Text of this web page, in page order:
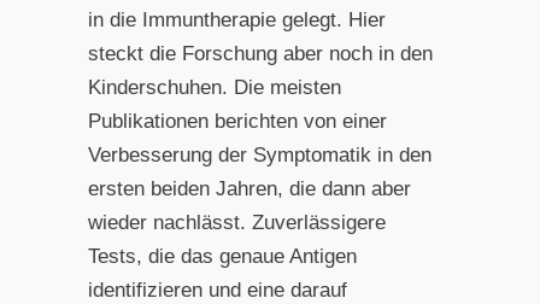
in die Immuntherapie gelegt. Hier
steckt die Forschung aber noch in den
Kinderschuhen. Die meisten
Publikationen berichten von einer
Verbesserung der Symptomatik in den
ersten beiden Jahren, die dann aber
wieder nachlässt. Zuverlässigere
Tests, die das genaue Antigen
identifizieren und eine darauf